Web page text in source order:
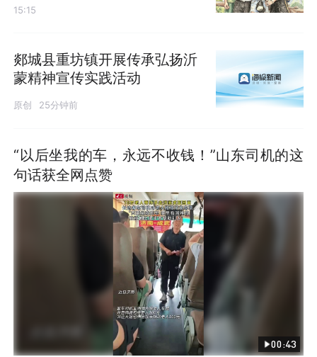
15:15
郯城县重坊镇开展传承弘扬沂
蒙精神宣传实践活动
原创 25分钟前
“以后坐我的车，永远不收钱！”山东司机的这
句话获全网点赞
00:43